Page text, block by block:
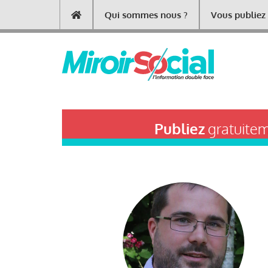
contenu
Main
navigation
Qui sommes nous ? Vous publiez
Publiez